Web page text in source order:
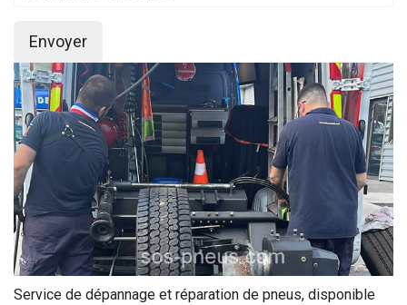
Envoyer
Service de dépannage et réparation de pneus, disponible